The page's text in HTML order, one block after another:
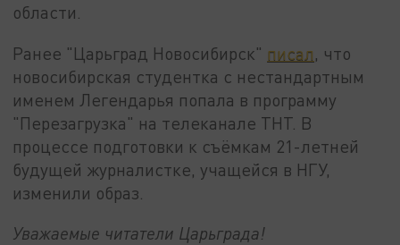
области.
Ранее "Царьград Новосибирск" писал , что
новосибирская студентка с нестандартным
именем Легендарья попала в программу
"Перезагрузка" на телеканале ТНТ. В
процессе подготовки к съёмкам 21-летней
будущей журналистке, учащейся в НГУ,
изменили образ.
Уважаемые читатели Царьграда!